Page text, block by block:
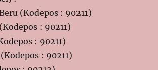
(Kodepos : 90211)
: 90211)
: 90211)
: 90211)